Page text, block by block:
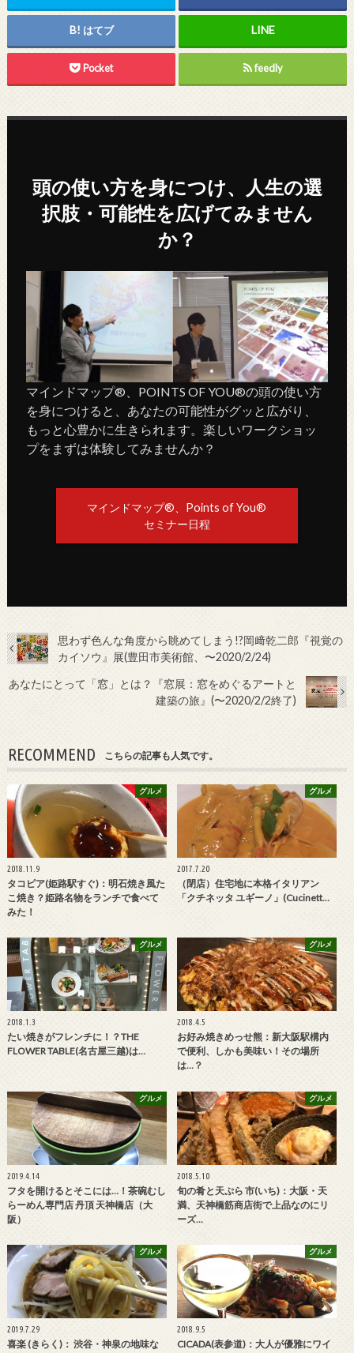
はてブ
Pocket feedly
頭の使い方を身につけ、人生の選
択肢・可能性を広げてみません
か？
マインドマップ®、POINTS OF YOU®の頭の使い方
を身につけると、あなたの可能性がグッと広がり、
もっと心豊かに生きられます。楽しいワークショッ
プをまずは体験してみませんか？
マインドマップ®、Points of You®
セミナー日程
思わず色んな角度から眺めてしまう!?岡﨑乾二郎『視覚の
カイソウ』展(豊田市美術館、〜2020/2/24)
あなたにとって「窓」とは？『窓展：窓をめぐるアートと
建築の旅』(〜2020/2/2終了)
RECOMMEND こちらの記事も人気です。
グルメ
2018.11.9
タコピア(姫路駅すぐ)：明石焼き風た
こ焼き？姫路名物をランチで食べて
みた！
グルメ
2017.7.20
（閉店）住宅地に本格イタリアン
「クチネッタ ユギーノ」(Cucinett…
グルメ
2018.1.3
たい焼きがフレンチに！？THE
FLOWER TABLE(名古屋三越)は…
グルメ
2018.4.5
お好み焼きめっせ熊：新大阪駅構内
で便利、しかも美味い！その場所
は…？
グルメ
2019.4.14
フタを開けるとそこには…！茶碗むし
らーめん専門店 丹頂 天神橋店（大
阪）
グルメ
2018.5.10
旬の肴と天ぷら 市(いち)：大阪・天
満、天神橋筋商店街で上品なのにリ
ーズ…
グルメ
2019.7.29
喜楽 (きらく)： 渋谷・神泉の地味な
グルメ
2018.9.5
CICADA(表参道)：大人が優雅にワイ